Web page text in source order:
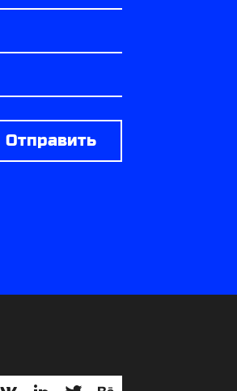
Отправить